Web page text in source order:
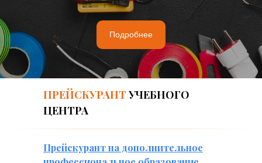
Подробнее
ПРЕЙСКУРАНТ УЧЕБНОГО
ЦЕНТРА
Прейскурант на дополнительное